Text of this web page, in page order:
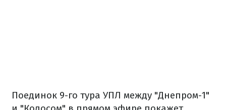
Поединок 9-го тура УПЛ между "Днепром-1"